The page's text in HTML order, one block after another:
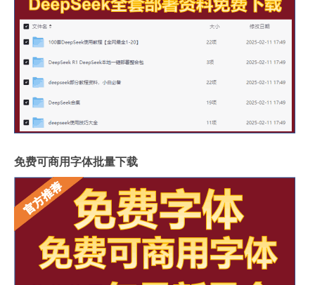
免费可商用字体批量下载